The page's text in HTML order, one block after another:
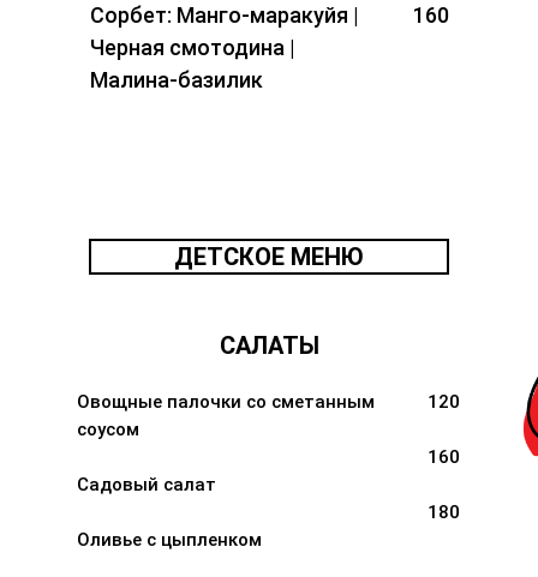
Сорбет: Манго-маракуйя |
Черная смотодина |
Малина-базилик
160
САЛАТЫ
Овощные палочки со сметанным
соусом
Садовый салат
Оливье с цыпленком
120
160
180
ДЕТСКОЕ МЕНЮ